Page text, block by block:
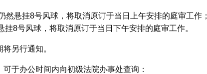
然悬挂8号风球，将取消原订于当日上午安排的庭审工作；
挂8号风球，将取消原订于当日下午安排的庭审工作。
将另行通知。
于办公时间内向初级法院办事处查询：